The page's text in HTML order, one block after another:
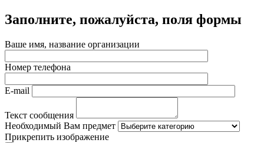
Заполните, пожалуйста, поля формы
Ваше имя, название организации
Номер телефона
E-mail
Текст сообщения
Необходимый Вам предмет
Прикрепить изображение